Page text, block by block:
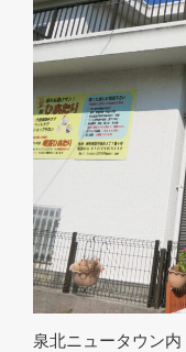
泉北ニュータウン